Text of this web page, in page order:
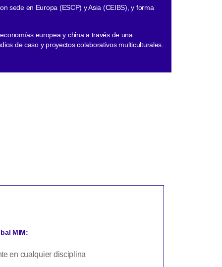
sede en Europa (ESCP) y Asia (CEIBS), y forma
europea y china a través de una
de caso y proyectos colaborativos multiculturales.
MIM:
en cualquier disciplina